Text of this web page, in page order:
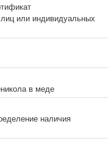
или индивидуальных
в меде
наличия